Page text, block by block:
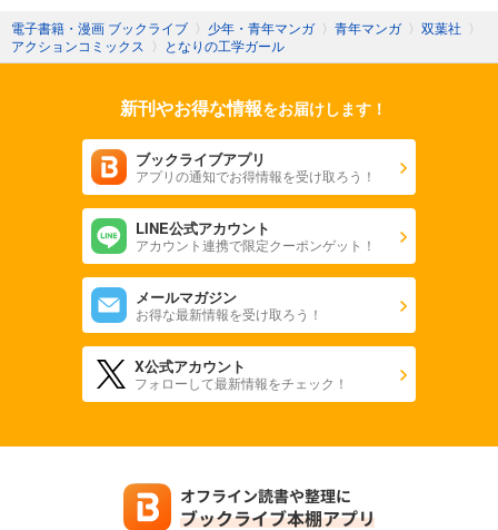
電子書籍・漫画 ブックライブ 〉 少年・青年マンガ 〉 青年マンガ 〉 双葉社 〉
アクションコミックス 〉 となりの工学ガール
新刊やお得な情報をお届けします！
ブックライブアプリ
アプリの通知でお得情報を受け取ろう！
LINE公式アカウント
アカウント連携で限定クーポンゲット！
メールマガジン
お得な最新情報を受け取ろう！
X公式アカウント
フォローして最新情報をチェック！